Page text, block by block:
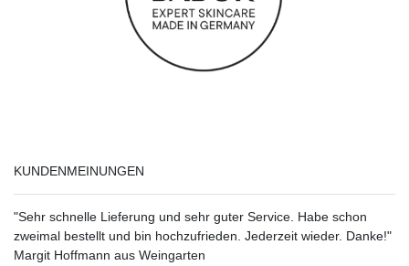
KUNDENMEINUNGEN
"Sehr schnelle Lieferung und sehr guter Service. Habe schon
zweimal bestellt und bin hochzufrieden. Jederzeit wieder. Danke!"
Margit Hoffmann aus Weingarten